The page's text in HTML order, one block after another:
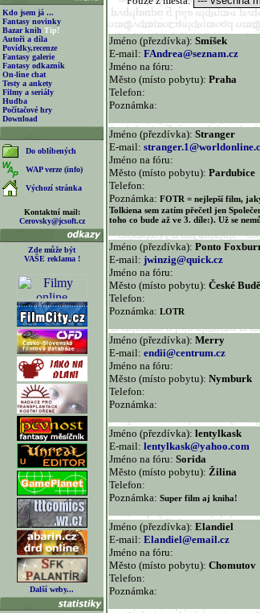
Kdo jsem já ...
Fantasy novinky
Bazar knih Tip!
Autoři a díla
Povídky,recenze
Fantasy galerie
Fantasy odkazník
On-line chat
Testy a ankety
Filmy a seriály
Hudba
Počítačové hry
Download
Do oblíbených
WAP verze (info)
Výchozí stránka
Kontaktní mail:
Cerovsky@jcsoft.cz
Zde může být
VAŠE reklama !
Další weby...
Jméno (přezdívka): Smíšek
E-mail: FAndrea@seznam.cz
Jméno na fóru:
Město (místo pobytu): Praha
Telefon:
Poznámka:
Jméno (přezdívka): Stranger
E-mail:
Jméno na fóru:
Město (místo pobytu): Pardubice
Telefon:
Poznámka: FOTR = nejlepší film,
Tolkiena sem zatím přečetl jen
toho co bude až ve 3. díle:). Už se
Jméno (přezdívka): Ponto
E-mail: jwinzig@quick.cz
Jméno na fóru:
Město (místo pobytu): České
Telefon:
Poznámka: LOTR
Jméno (přezdívka): Merry
E-mail: endii@centrum.cz
Jméno na fóru:
Město (místo pobytu): Nymburk
Telefon:
Poznámka:
Jméno (přezdívka): lentylkask
E-mail: lentylkask@yahoo.com
Jméno na fóru: Sorida
Město (místo pobytu): Žilina
Telefon:
Poznámka: Super film aj kniha!
Jméno (přezdívka): Elandiel
E-mail: Elandiel@email.cz
Jméno na fóru:
Město (místo pobytu): Chomutov
Telefon:
Poznámka: